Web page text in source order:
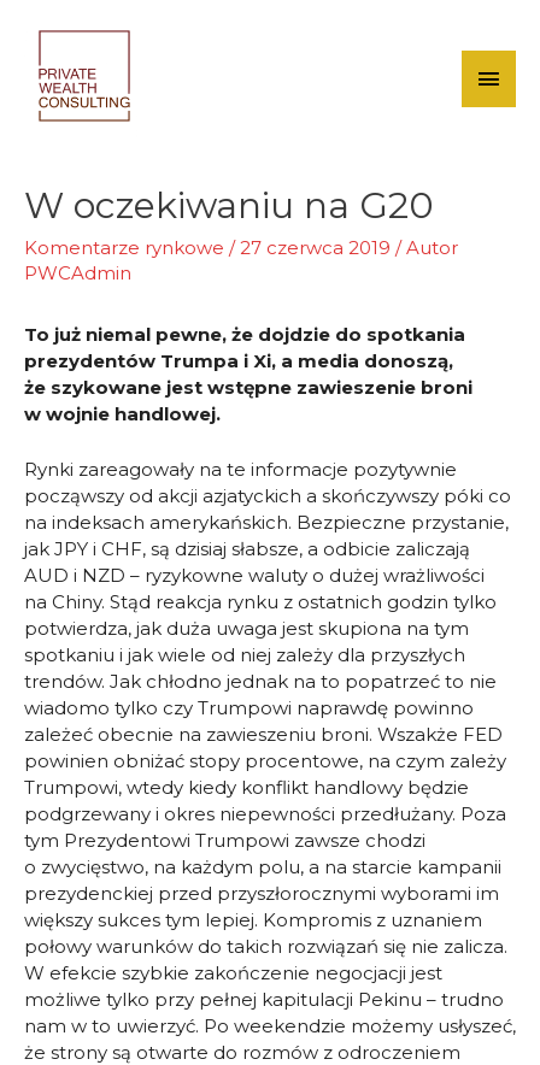
content
Main
W oczekiwaniu na G20
Komentarze rynkowe /27 czerwca 2019 / Autor
PWCAdmin
To już niemal pewne, że dojdzie do spotkania
prezydentów Trumpa i Xi, a media donoszą,
że szykowane jest wstępne zawieszenie broni
w wojnie handlowej.
Rynki zareagowały na te informacje pozytywnie
począwszy od akcji azjatyckich a skończywszy póki co
na indeksach amerykańskich. Bezpieczne przystanie,
jak JPY i CHF, są dzisiaj słabsze, a odbicie zaliczają
AUD i NZD – ryzykowne waluty o dużej wrażliwości
na Chiny. Stąd reakcja rynku z ostatnich godzin tylko
potwierdza, jak duża uwaga jest skupiona na tym
spotkaniu i jak wiele od niej zależy dla przyszłych
trendów. Jak chłodno jednak na to popatrzeć to nie
wiadomo tylko czy Trumpowi naprawdę powinno
zależeć obecnie na zawieszeniu broni. Wszakże FED
powinien obniżać stopy procentowe, na czym zależy
Trumpowi, wtedy kiedy konflikt handlowy będzie
podgrzewany i okres niepewności przedłużany. Poza
tym Prezydentowi Trumpowi zawsze chodzi
o zwycięstwo, na każdym polu, a na starcie kampanii
prezydenckiej przed przyszłorocznymi wyborami im
większy sukces tym lepiej. Kompromis z uznaniem
połowy warunków do takich rozwiązań się nie zalicza.
W efekcie szybkie zakończenie negocjacji jest
możliwe tylko przy pełnej kapitulacji Pekinu – trudno
nam w to uwierzyć. Po weekendzie możemy usłyszeć,
że strony są otwarte do rozmów z odroczeniem